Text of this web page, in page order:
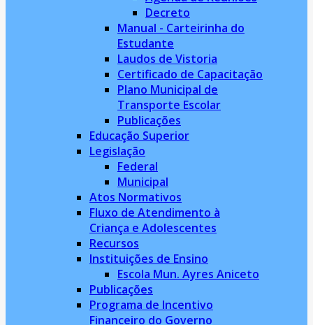
Decreto
Manual - Carteirinha do
Estudante
Laudos de Vistoria
Certificado de Capacitação
Plano Municipal de
Transporte Escolar
Publicações
Educação Superior
Legislação
Federal
Municipal
Atos Normativos
Fluxo de Atendimento à
Criança e Adolescentes
Recursos
Instituições de Ensino
Escola Mun. Ayres Aniceto
Publicações
Programa de Incentivo
Financeiro do Governo